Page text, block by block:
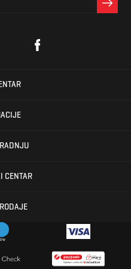
CENTAR